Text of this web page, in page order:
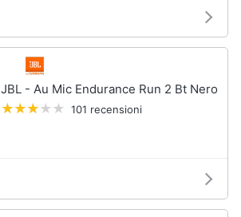
JBL - Au Mic Endurance Run 2 Bt Nero
101 recensioni